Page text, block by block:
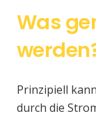
Was
Prinzipiell
durch die